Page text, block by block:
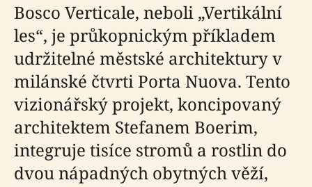
Bosco Verticale, neboli „Vertikální
les“, je průkopnickým příkladem
udržitelné městské architektury v
milánské čtvrti Porta Nuova. Tento
vizionářský projekt, koncipovaný
architektem Stefanem Boerim,
integruje tisíce stromů a rostlin do
dvou nápadných obytných věží,